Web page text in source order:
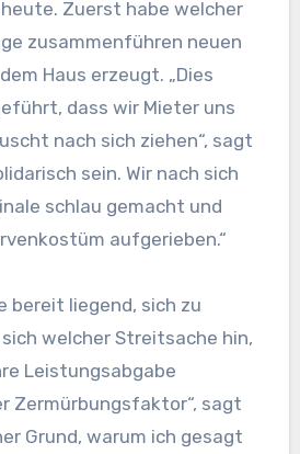
Zuerst habe welcher
zusammenführen neuen
Haus erzeugt. „Dies
dass wir Mieter uns
nach sich ziehen“, sagt
sein. Wir nach sich
schlau gemacht und
aufgerieben.“
bereit liegend, sich zu
welcher Streitsache hin,
Leistungsabgabe
Zermürbungsfaktor“, sagt
Grund, warum ich gesagt